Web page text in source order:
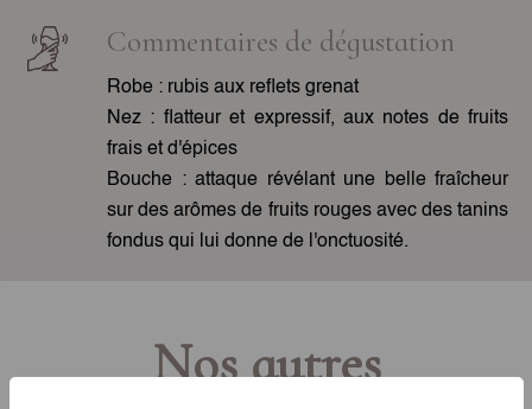
Commentaires de dégustation
Robe : rubis aux reflets grenat
Nez : flatteur et expressif, aux notes de fruits
frais et d'épices
Bouche : attaque révélant une belle fraîcheur
sur des arômes de fruits rouges avec des tanins
fondus qui lui donne de l'onctuosité.
Nos autres